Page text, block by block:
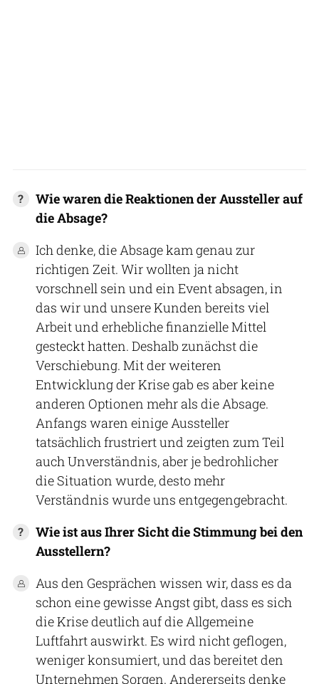
Wie waren die Reaktionen der Aussteller auf
die Absage?
Ich denke, die Absage kam genau zur
richtigen Zeit. Wir wollten ja nicht
vorschnell sein und ein Event absagen, in
das wir und unsere Kunden bereits viel
Arbeit und erhebliche finanzielle Mittel
gesteckt hatten. Deshalb zunächst die
Verschiebung. Mit der weiteren
Entwicklung der Krise gab es aber keine
anderen Optionen mehr als die Absage.
Anfangs waren einige Aussteller
tatsächlich frustriert und zeigten zum Teil
auch Unverständnis, aber je bedrohlicher
die Situation wurde, desto mehr
Verständnis wurde uns entgegengebracht.
Wie ist aus Ihrer Sicht die Stimmung bei den
Ausstellern?
Aus den Gesprächen wissen wir, dass es da
schon eine gewisse Angst gibt, dass es sich
die Krise deutlich auf die Allgemeine
Luftfahrt auswirkt. Es wird nicht geflogen,
weniger konsumiert, und das bereitet den
Unternehmen Sorgen. Andererseits denke